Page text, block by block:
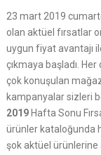
23 mart 2019
olan aktüel fırsatlar
uygun fiyat avantajı
çıkmaya başladı.
çok konuşulan
kampanyalar sizleri
2019Hafta Sonu
ürünler kataloğunda
şok aktüel